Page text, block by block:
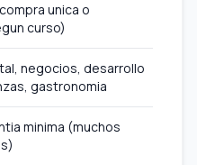
unica o
curso)
negocios, desarrollo
gastronomia
minima (muchos